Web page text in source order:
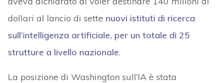
dollari al lancio di sette nuovi istituti di ricerca
sull’intelligenza artificiale, per un totale di 25
strutture a livello nazionale.
La posizione di Washington sull’IA è stata